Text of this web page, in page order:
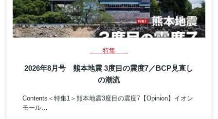
特集
2026年8月号 熊本地震 3度目の震度7／BCP見直し
の潮流
Contents＜特集1＞熊本地震3度目の震度7【Opinion】イオン
モール…